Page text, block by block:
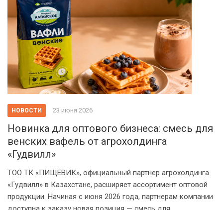
НОВОСТИ 23 июня 2026
Новинка для оптового бизнеса: смесь для
венских вафель от агрохолдинга
«Гудвилл»
ТОО ТК «ПИЩЕВИК», официальный партнер агрохолдинга
«Гудвилл» в Казахстане, расширяет ассортимент оптовой
продукции. Начиная с июня 2026 года, партнерам компании